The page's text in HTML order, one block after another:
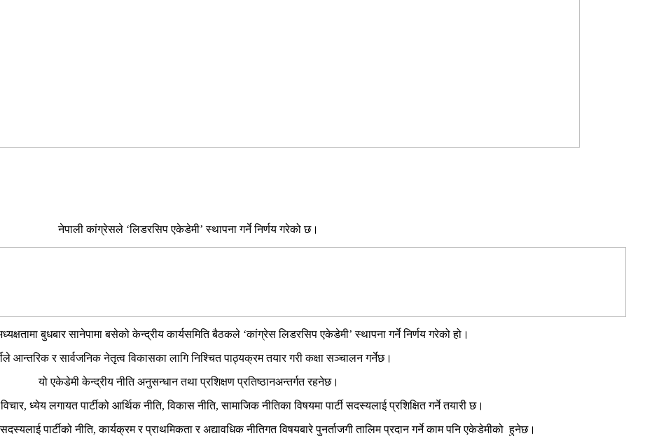
नेपाली कांग्रेसले ‘लिडरसिप एकेडेमी’ स्थापना गर्ने निर्णय गरेको छ।
बुधबार सानेपामा बसेको केन्द्रीय कार्यसमिति बैठकले ‘कांग्रेस लिडरसिप एकेडेमी’ स्थापना गर्ने निर्णय गरेको हो।
आन्तरिक र सार्वजनिक नेतृत्व विकासका लागि निश्चित पाठ्यक्रम तयार गरी कक्षा सञ्चालन गर्नेछ।
यो एकेडेमी केन्द्रीय नीति अनुसन्धान तथा प्रशिक्षण प्रतिष्ठानअन्तर्गत रहनेछ।
ध्येय लगायत पार्टीको आर्थिक नीति, विकास नीति, सामाजिक नीतिका विषयमा पार्टी सदस्यलाई प्रशिक्षित गर्ने तयारी छ।
पार्टीको नीति, कार्यक्रम र प्राथमिकता र अद्यावधिक नीतिगत विषयबारे पुनर्ताजगी तालिम प्रदान गर्ने काम पनि एकेडेमीको हुनेछ।